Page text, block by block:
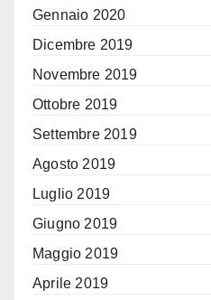
Gennaio 2020
Dicembre 2019
Novembre 2019
Ottobre 2019
Settembre 2019
Agosto 2019
Luglio 2019
Giugno 2019
Maggio 2019
Aprile 2019